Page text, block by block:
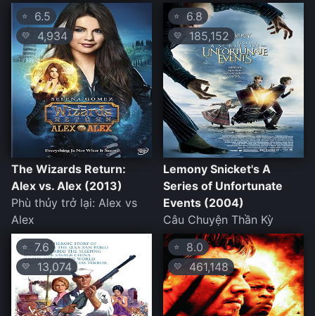
⭐ 6.5
💛 4,934
The Wizards Return:
Alex vs. Alex (2013)
Phù thủy trở lại: Alex vs
Alex
⭐ 6.8
💛 185,152
Lemony Snicket's A
Series of Unfortunate
Events (2004)
Câu Chuyện Thần Kỳ
⭐ 7.6
💛 13,074
⭐ 8.0
💛461,148